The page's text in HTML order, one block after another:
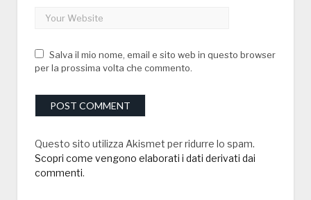
Salva il mio nome, email e sito web in questo browser
per la prossima volta che commento.
Questo sito utilizza Akismet per ridurre lo spam.
Scopri come vengono elaborati i dati derivati dai
commenti.